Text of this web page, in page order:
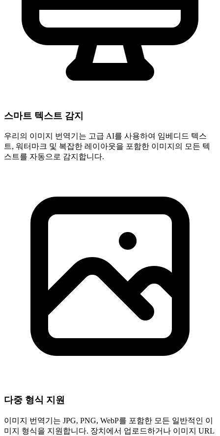
스마트 텍스트 감지
우리의 이미지 번역기는 고급 AI를 사용하여 임베디드 텍스
트, 워터마크 및 복잡한 레이아웃을 포함한 이미지의 모든 텍
스트를 자동으로 감지합니다.
다중 형식 지원
이미지 번역기는 JPG, PNG, WebP를 포함한 모든 일반적인 이
미지 형식을 지원합니다. 장치에서 업로드하거나 이미지 URL